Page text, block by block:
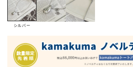
シルバー